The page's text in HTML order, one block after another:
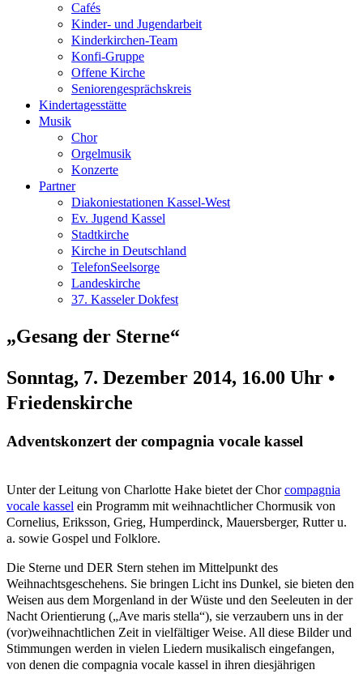
Cafés
Kinder- und Jugendarbeit
Kinderkirchen-Team
Konfi-Gruppe
Offene Kirche
Seniorengesprächskreis
Kindertagesstätte
Musik
Chor
Orgelmusik
Konzerte
Partner
Diakoniestationen Kassel-West
Ev. Jugend Kassel
Stadtkirche
Kirche in Deutschland
TelefonSeelsorge
Landeskirche
37. Kasseler Dokfest
„Gesang der Sterne“
Sonntag, 7. Dezember 2014, 16.00 Uhr •
Friedenskirche
Adventskonzert der compagnia vocale kassel
Unter der Leitung von Charlotte Hake bietet der Chorcompagnia
vocale kassel ein Programm mit weihnachtlicher Chormusik von
Cornelius, Eriksson, Grieg, Humperdinck, Mauersberger, Rutter u.
a. sowie Gospel und Folklore.
Die Sterne und DER Stern stehen im Mittelpunkt des
Weihnachtsgeschehens. Sie bringen Licht ins Dunkel, sie bieten den
Weisen aus dem Morgenland in der Wüste und den Seeleuten in der
Nacht Orientierung („Ave maris stella“), sie verzaubern uns in der
(vor)weihnachtlichen Zeit in vielfältiger Weise. All diese Bilder und
Stimmungen werden in vielen Liedern musikalisch eingefangen,
von denen die compagnia vocale kassel in ihren diesjährigen